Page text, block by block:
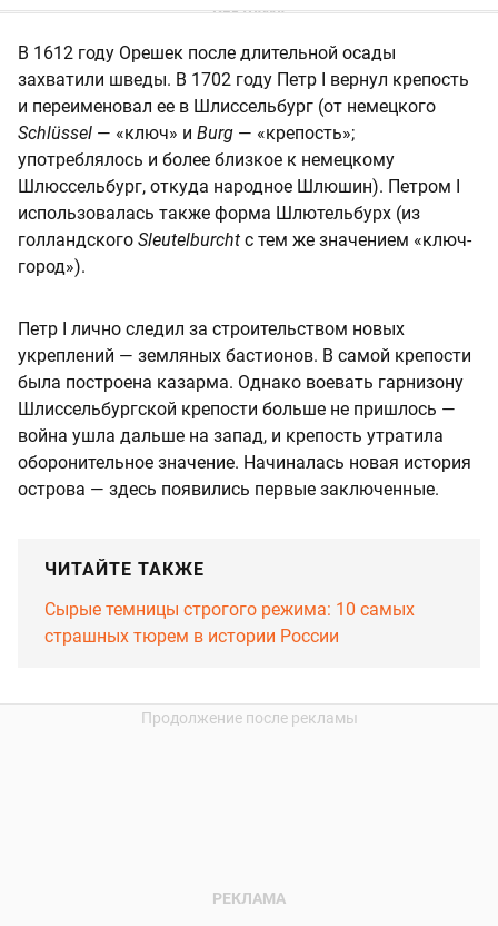
В 1612 году Орешек после длительной осады
захватили шведы. В 1702 году Петр I вернул крепость
и переименовал ее в Шлиссельбург (от немецкого
Schlüssel — «ключ» и Burg — «крепость»;
употреблялось и более близкое к немецкому
Шлюссельбург, откуда народное Шлюшин). Петром I
использовалась также форма Шлютельбурх (из
голландского Sleutelburcht с тем же значением «ключ-
город»).
Петр I лично следил за строительством новых
укреплений — земляных бастионов. В самой крепости
была построена казарма. Однако воевать гарнизону
Шлиссельбургской крепости больше не пришлось —
война ушла дальше на запад, и крепость утратила
оборонительное значение. Начиналась новая история
острова — здесь появились первые заключенные.
ЧИТАЙТЕ ТАКЖЕ
Сырые темницы строгого режима: 10 самых
страшных тюрем в истории России